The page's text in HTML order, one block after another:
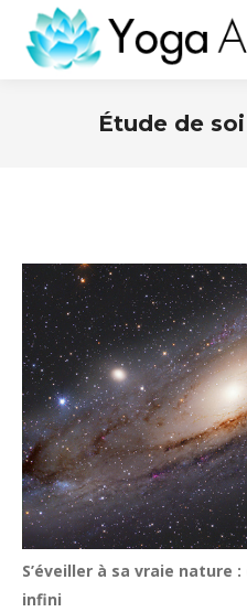
Étude de
S’éveiller à sa vraie nature
infini